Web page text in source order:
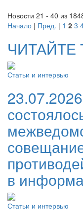
Новости 21 - 40 из
Начало | Пред. | 1 2 3
ЧИТАЙТЕ
Статьи и интервью
в
Статьи и интервью